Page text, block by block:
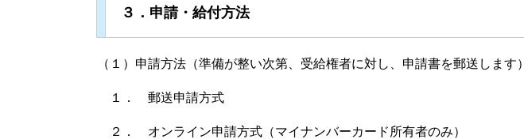
３．申請・給付方法
（１）申請方法（準備が整い次第、受給権者に対し、申請書を郵送します）
１． 郵送申請方式
２． オンライン申請方式（マイナンバーカード所有者のみ）